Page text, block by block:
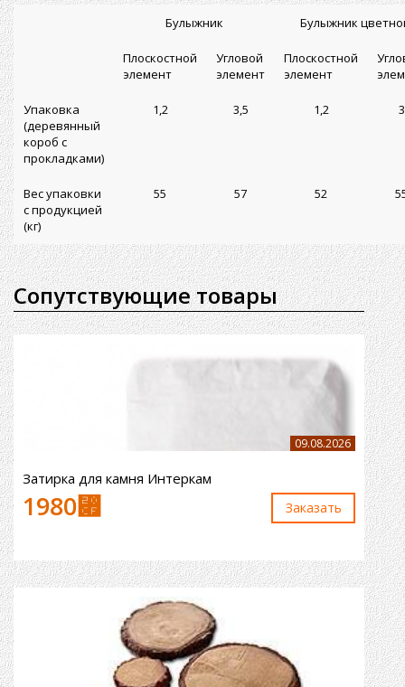
Булыжник Булыжник
Плоскостной
элемент
Угловой
элемент
Плоскостной
элемент
Упаковка
(деревянный
короб с
прокладками)
1,2 3,5 1,2 3
Вес упаковки
с продукцией
(кг)
55 57 52
Сопутствующие товары
09.08.2026
Затирка для камня Интеркам
1980⃏ Заказaть